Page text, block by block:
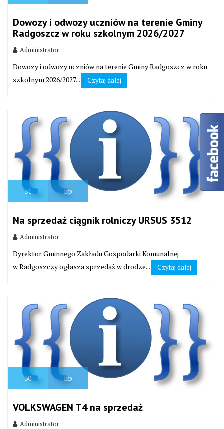
Dowozy i odwozy uczniów na terenie Gminy
Radgoszcz w roku szkolnym 2026/2027
Administrator
Dowozy i odwozy uczniów na terenie Gminy Radgoszcz w roku
szkolnym 2026/2027...
Czytaj dalej
31 lip
Na sprzedaż ciągnik rolniczy URSUS 3512
Administrator
Dyrektor Gminnego Zakładu Gospodarki Komunalnej
w Radgoszczy ogłasza sprzedaż w drodze...
Czytaj dalej
30 lip
VOLKSWAGEN T4 na sprzedaż
Administrator